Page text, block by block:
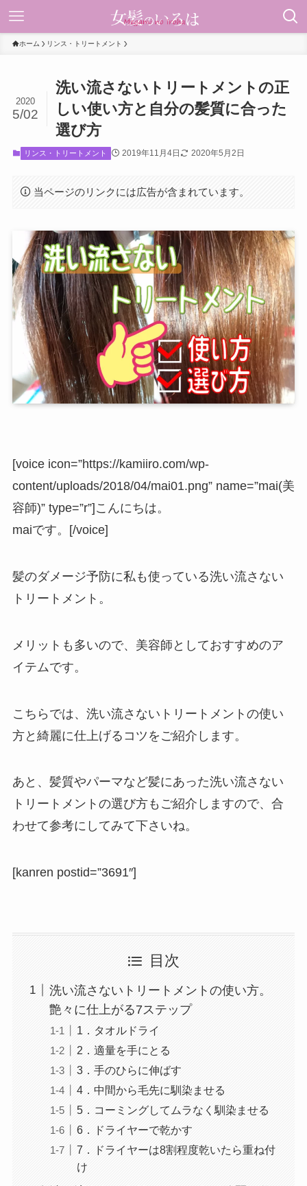
ホーム リンス・トリートメント
洗い流さないトリートメントの正
しい使い方と自分の髪質に合った
選び方
2020
5/02
リンス・トリートメント 2019年11月4日 2020年5月2日
当ページのリンクには広告が含まれています。
[voice icon=”https://kamiiro.com/wp-
content/uploads/2018/04/mai01.png” name=”mai(美
容師)” type=”r”]こんにちは。
maiです。[/voice]
髪のダメージ予防に私も使っている洗い流さない
トリートメント。
メリットも多いので、美容師としておすすめのア
イテムです。
こちらでは、洗い流さないトリートメントの使い
方と綺麗に仕上げるコツをご紹介します。
あと、髪質やパーマなど髪にあった洗い流さない
トリートメントの選び方もご紹介しますので、合
わせて参考にしてみて下さいね。
[kanren postid=”3691″]
目次
洗い流さないトリートメントの使い方。
艶々に仕上がる7ステップ
1．タオルドライ
2．適量を手にとる
3．手のひらに伸ばす
4．中間から毛先に馴染ませる
5．コーミングしてムラなく馴染ませる
6．ドライヤーで乾かす
7．ドライヤーは8割程度乾いたら重ね付
け